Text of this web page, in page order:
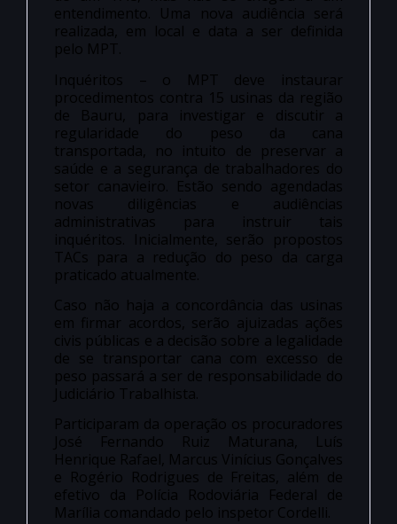
entendimento. Uma nova audiência será
realizada, em local e data a ser definida
pelo MPT.
Inquéritos – o MPT deve instaurar
procedimentos contra 15 usinas da região
de Bauru, para investigar e discutir a
regularidade do peso da cana
transportada, no intuito de preservar a
saúde e a segurança de trabalhadores do
setor canavieiro. Estão sendo agendadas
novas diligências e audiências
administrativas para instruir tais
inquéritos. Inicialmente, serão propostos
TACs para a redução do peso da carga
praticado atualmente.
Caso não haja a concordância das usinas
em firmar acordos, serão ajuizadas ações
civis públicas e a decisão sobre a legalidade
de se transportar cana com excesso de
peso passará a ser de responsabilidade do
Judiciário Trabalhista.
Participaram da operação os procuradores
José Fernando Ruiz Maturana, Luís
Henrique Rafael, Marcus Vinícius Gonçalves
e Rogério Rodrigues de Freitas, além de
efetivo da Polícia Rodoviária Federal de
Marília comandado pelo inspetor Cordelli.